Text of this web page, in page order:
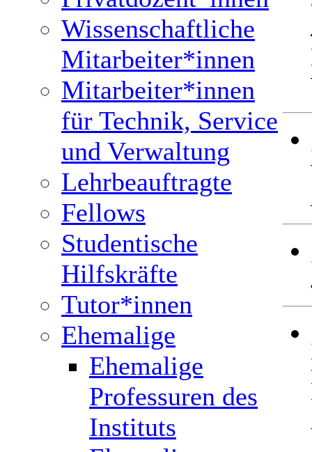
Wissenschaftliche
Mitarbeiter*innen
Mitarbeiter*innen
für Technik, Service
und Verwaltung
Lehrbeauftragte
Fellows
Studentische
Hilfskräfte
Tutor*innen
Ehemalige
Ehemalige
Professuren des
Instituts